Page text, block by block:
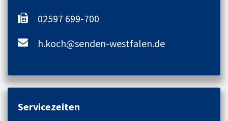
02597 699-700
h.koch@senden-westfalen.de
Servicezeiten